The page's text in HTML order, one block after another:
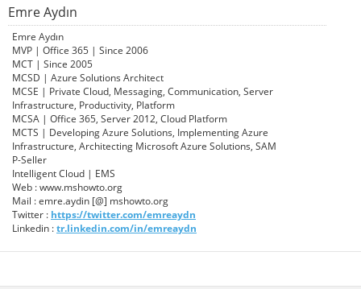
Emre Aydın
Emre Aydın
MVP | Office 365 | Since 2006
MCT | Since 2005
MCSD | Azure Solutions Architect
MCSE | Private Cloud, Messaging, Communication, Server
Infrastructure, Productivity, Platform
MCSA | Office 365, Server 2012, Cloud Platform
MCTS | Developing Azure Solutions, Implementing Azure
Infrastructure, Architecting Microsoft Azure Solutions, SAM
P-Seller
Intelligent Cloud | EMS
Web : www.mshowto.org
Mail : emre.aydin [@] mshowto.org
Twitter : https://twitter.com/emreaydn
Linkedin :tr.linkedin.com/in/emreaydn